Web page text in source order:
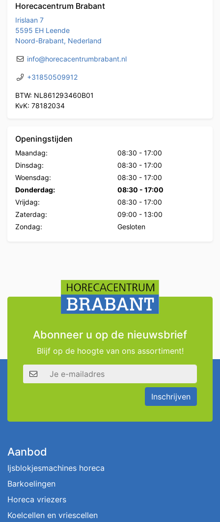
Horecacentrum Brabant
Irislaan 7
5595 EH Leende
Noord-Brabant, Nederland
info@horecacentrumbrabant.nl
+31850509912
BTW: NL861293460B01
KvK: 78182034
Openingstijden
Maandag: 08:30 - 17:00
Dinsdag:
08:30 - 17:00
Woensdag:
08:30 - 17:00
Donderdag:
08:30 - 17:00
Vrijdag:
08:30 - 17:00
Zaterdag:
09:00 - 13:00
Zondag:
Gesloten
Abonneer u op de nieuwsbrief
Blijf op de hoogte van ons assortiment!
E-mailadres
Inschrijven
Aanbod
Ijsblokjesmachines horeca
Barkoelingen
Horeca vriezers
Koelcellen en vriescellen